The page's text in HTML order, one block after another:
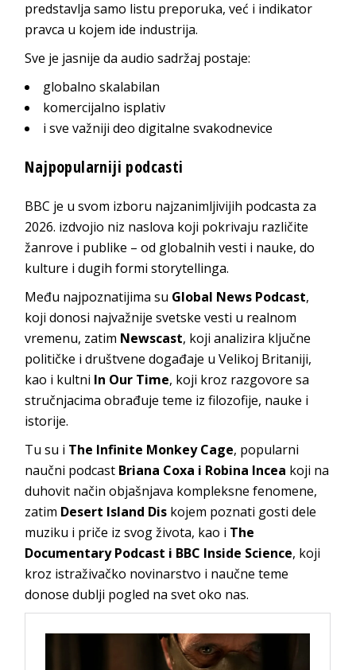
predstavlja samo listu preporuka, već i indikator
pravca u kojem ide industrija.
Sve je jasnije da audio sadržaj postaje:
globalno skalabilan
komercijalno isplativ
i sve važniji deo digitalne svakodnevice
Najpopularniji podcasti
BBC je u svom izboru najzanimljivijih podcasta za
2026. izdvojio niz naslova koji pokrivaju različite
žanrove i publike – od globalnih vesti i nauke, do
kulture i dugih formi storytellinga.
Među najpoznatijima su Global News Podcast,
koji donosi najvažnije svetske vesti u realnom
vremenu, zatim Newscast, koji analizira ključne
političke i društvene događaje u Velikoj Britaniji,
kao i kultni In Our Time, koji kroz razgovore sa
stručnjacima obrađuje teme iz filozofije, nauke i
istorije.
Tu su i The Infinite Monkey Cage, popularni
naučni podcast Briana Coxa i Robina Incea koji na
duhovit način objašnjava kompleksne fenomene,
zatim Desert Island Dis kojem poznati gosti dele
muziku i priče iz svog života, kao i The
Documentary Podcast i BBC Inside Science, koji
kroz istraživačko novinarstvo i naučne teme
donose dublji pogled na svet oko nas.